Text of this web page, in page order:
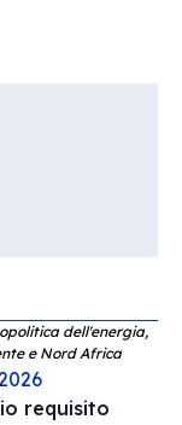
dell'energia,
e Nord Africa
requisito